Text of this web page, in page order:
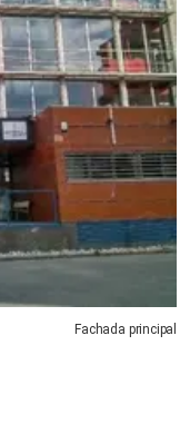
Fachada principal